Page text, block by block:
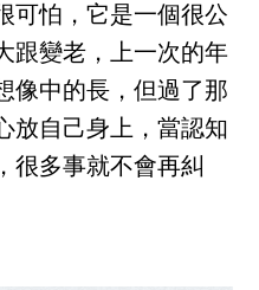
可怕，它是一個很公
跟變老，上一次的年
像中的長，但過了那
放自己身上，當認知
很多事就不會再糾